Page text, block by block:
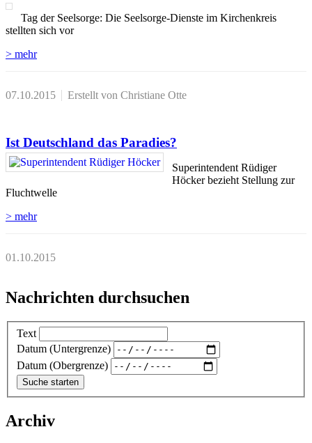
Tag der Seelsorge: Die Seelsorge-Dienste im Kirchenkreis
stellten sich vor
> mehr
07.10.2015 Erstellt von Christiane Otte
Ist Deutschland das Paradies?
Superintendent Rüdiger
Höcker bezieht Stellung zur
Fluchtwelle
> mehr
01.10.2015
Nachrichten durchsuchen
Text
Datum (Untergrenze)
Datum (Obergrenze)
Archiv